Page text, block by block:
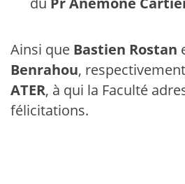
Ainsi que Bastien Rostan
Benrahou,
ATER, à qui la Faculté
félicitations.